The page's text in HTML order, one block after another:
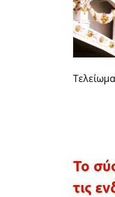
Το
τις